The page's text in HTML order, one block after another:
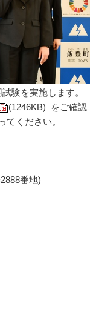
験を実施します。
(1246KB)
をご確認
てください。
番地)